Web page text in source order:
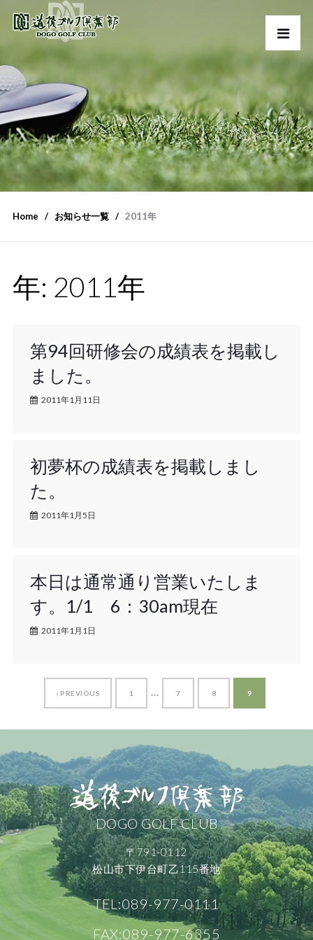
Home お知らせ一覧 2011年
年: 2011年
第94回研修会の成績表を掲載し
ました。
2011年1月11日
初夢杯の成績表を掲載しまし
た。
2011年1月5日
本日は通常通り営業いたしま
す。1/1 6：30am現在
2011年1月1日
‹ PREVIOUS 1 … 7 8 9
DOGO GOLF CLUB
〒791-0112
松山市下伊台町乙115番地
TEL:089-977-0111
FAX:089-977-6355